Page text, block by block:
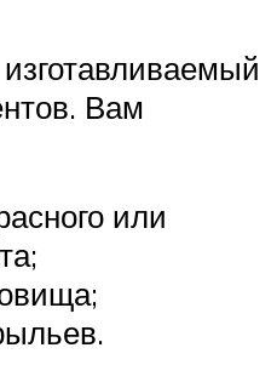
Вам
или